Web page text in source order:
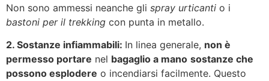
Non sono ammessi neanche gli spray urticanti o i
bastoni per il trekking con punta in metallo.
2. Sostanze infiammabili: In linea generale, non è
permesso portare nel bagaglio a mano sostanze che
possono esplodere o incendiarsi facilmente. Questo